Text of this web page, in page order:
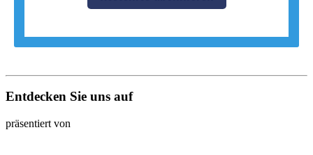
Entdecken Sie uns auf
präsentiert von